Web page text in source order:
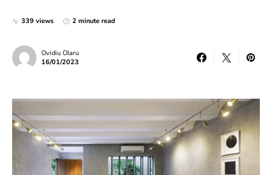
339 views 2 minute read
Ovidiu Olaru
16/01/2023